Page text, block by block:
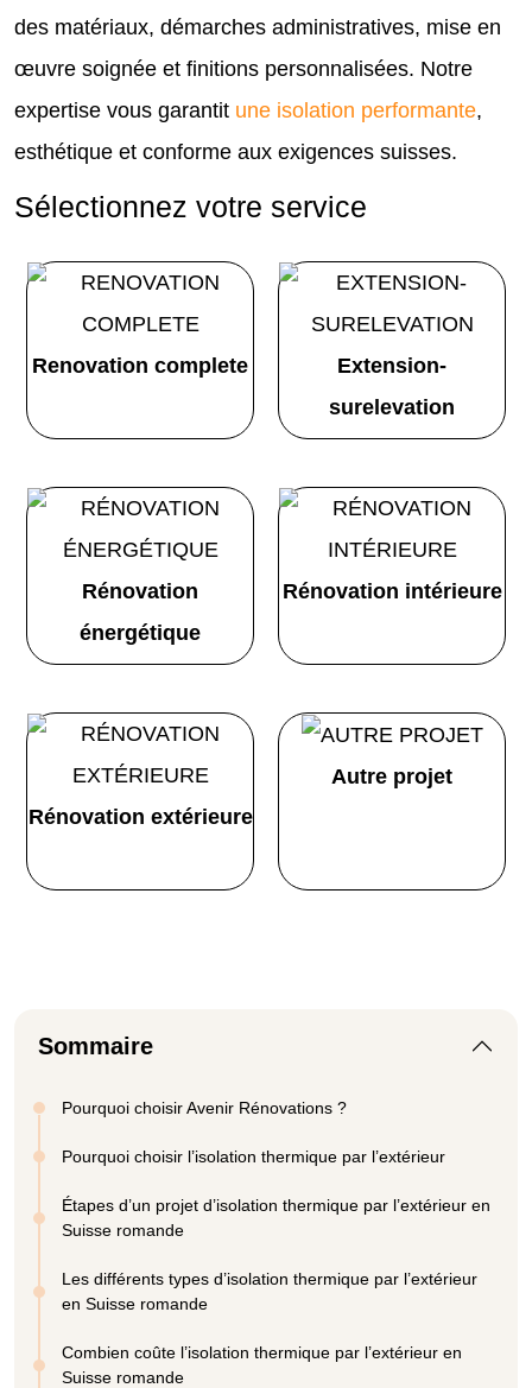
des matériaux, démarches administratives, mise en
œuvre soignée et finitions personnalisées. Notre
expertise vous garantit une isolation performante,
esthétique et conforme aux exigences suisses.
Sélectionnez votre service
Renovation complete
Extension-
surelevation
Rénovation
énergétique
Rénovation intérieure
Rénovation extérieure
Autre projet
Sommaire
Pourquoi choisir Avenir Rénovations ?
Pourquoi choisir l’isolation thermique par l’extérieur
Étapes d’un projet d’isolation thermique par l’extérieur en
Suisse romande
Les différents types d’isolation thermique par l’extérieur
en Suisse romande
Combien coûte l’isolation thermique par l’extérieur en
Suisse romande